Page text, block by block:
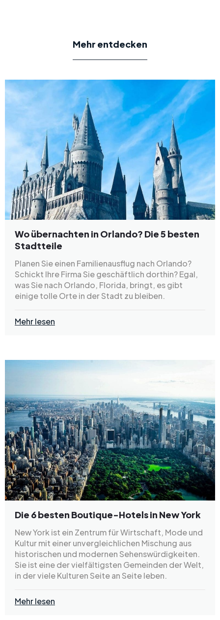
Mehr entdecken
Wo übernachten in Orlando? Die 5 besten
Stadtteile
Planen Sie einen Familienausflug nach Orlando?
Schickt Ihre Firma Sie geschäftlich dorthin? Egal,
was Sie nach Orlando, Florida, bringt, es gibt
einige tolle Orte in der Stadt zu bleiben.
Mehr lesen
Die 6 besten Boutique-Hotels in New York
New York ist ein Zentrum für Wirtschaft, Mode und
Kultur mit einer unvergleichlichen Mischung aus
historischen und modernen Sehenswürdigkeiten.
Sie ist eine der vielfältigsten Gemeinden der Welt,
in der viele Kulturen Seite an Seite leben.
Mehr lesen